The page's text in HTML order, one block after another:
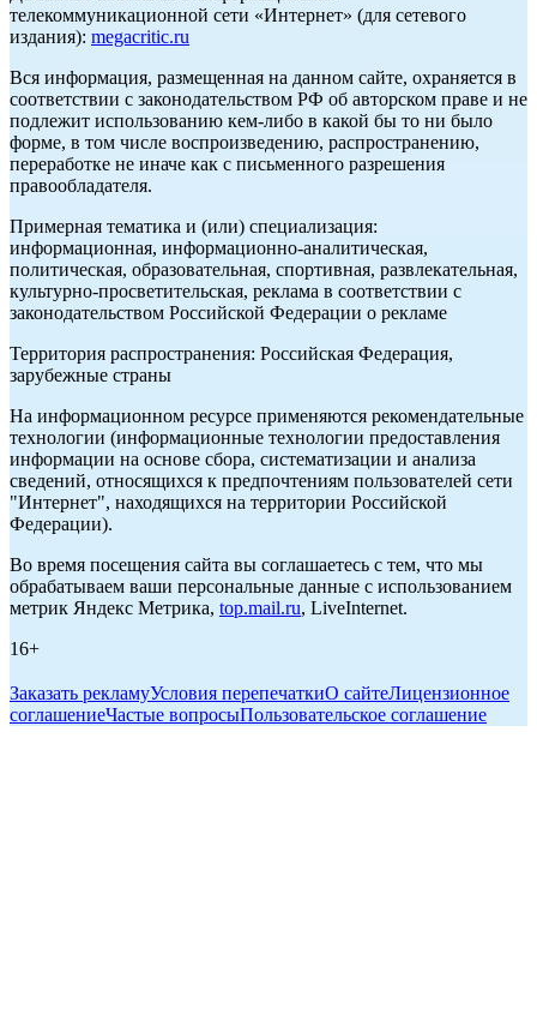
телекоммуникационной сети «Интернет» (для сетевого
издания): megacritic.ru
Вся информация, размещенная на данном сайте, охраняется в
соответствии с законодательством РФ об авторском праве и не
подлежит использованию кем-либо в какой бы то ни было
форме, в том числе воспроизведению, распространению,
переработке не иначе как с письменного разрешения
правообладателя.
Примерная тематика и (или) специализация:
информационная, информационно-аналитическая,
политическая, образовательная, спортивная, развлекательная,
культурно-просветительская, реклама в соответствии с
законодательством Российской Федерации о рекламе
Территория распространения: Российская Федерация,
зарубежные страны
На информационном ресурсе применяются рекомендательные
технологии (информационные технологии предоставления
информации на основе сбора, систематизации и анализа
сведений, относящихся к предпочтениям пользователей сети
"Интернет", находящихся на территории Российской
Федерации).
Во время посещения сайта вы соглашаетесь с тем, что мы
обрабатываем ваши персональные данные с использованием
метрик Яндекс Метрика, top.mail.ru, LiveInternet.
16+
Заказать рекламуУсловия перепечаткиО сайтеЛицензионное
соглашениеЧастые вопросыПользовательское соглашение